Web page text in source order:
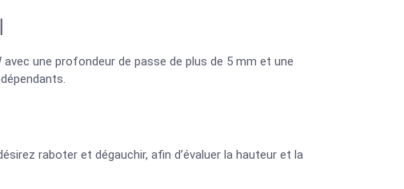
une profondeur de passe de plus de 5 mm et une
raboter et dégauchir, afin d’évaluer la hauteur et la